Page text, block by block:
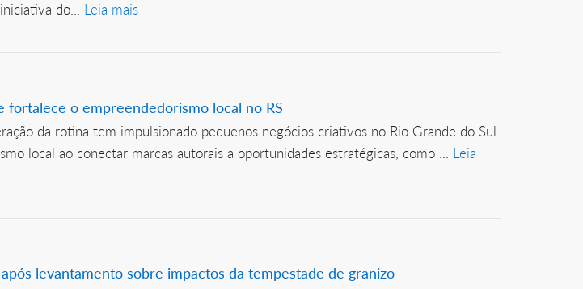
do... Leia mais
o empreendedorismo local no RS
da rotina tem impulsionado pequenos negócios criativos no Rio Grande do Sul.
local ao conectar marcas autorais a oportunidades estratégicas, como ... Leia
levantamento sobre impactos da tempestade de granizo